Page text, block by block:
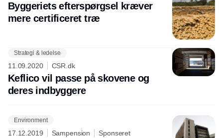
Byggeriets efterspørgsel kræver
mere certificeret træ
Strategi & ledelse
11.09.2020 CSR.dk
Keflico vil passe på skovene og
deres indbyggere
Environment
17.12.2019 Sampension Sponseret